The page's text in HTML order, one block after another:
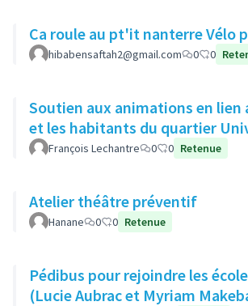
Ca roule au pt'it nanterre Vélo
hibabensaftah2@gmail.com 0 0
Soutien aux animations en lien
et les habitants du quartier
François Lechantre 0 0 Retenue
Atelier théâtre préventif
Hanane 0 0 Retenue
Pédibus pour rejoindre les
(Lucie Aubrac et Myriam